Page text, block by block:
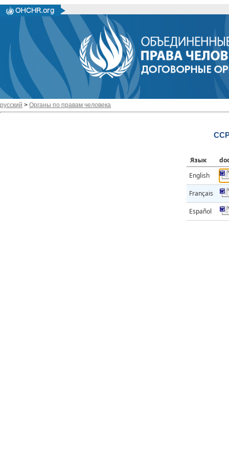
русский > Органы по правам человека
Язык
English
Français
Español